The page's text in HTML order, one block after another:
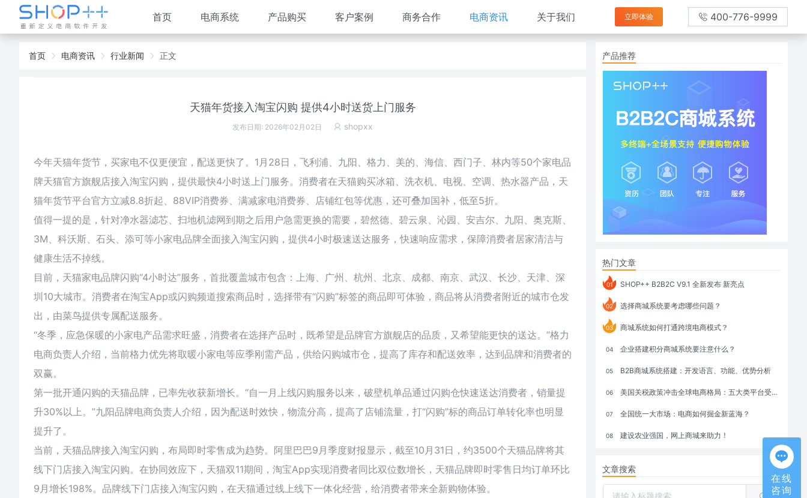
首页 电商系统 产品购买 客户案例 商务合作 电商资讯 关于我们 立即体验 400-776-9999
首页 电商资讯 行业新闻 正文
天猫年货接入淘宝闪购 提供4小时送货上门服务
发布日期: 2026年02月02日 shopxx
今年天猫年货节，买家电不仅更便宜，配送更快了。1月28日，飞利浦、九阳、格力、美的、海信、西门子、林内等50个家电品
牌天猫官方旗舰店接入淘宝闪购，提供最快4小时送上门服务。消费者在天猫购买冰箱、洗衣机、电视、空调、热水器产品，天
猫年货节平台官方立减8.8折起、88VIP消费券、满减家电消费券、店铺红包等优惠，还可叠加国补，低至5折。
值得一提的是，针对净水器滤芯、扫地机滤网到期之后用户急需更换的需要，碧然德、碧云泉、沁园、安吉尔、九阳、奥克斯、
3M、科沃斯、石头、添可等小家电品牌全面接入淘宝闪购，提供4小时极速送达服务，快速响应需求，保障消费者居家清洁与
健康生活不掉线。
目前，天猫家电品牌闪购“4小时达”服务，首批覆盖城市包含：上海、广州、杭州、北京、成都、南京、武汉、长沙、天津、深
圳10大城市。消费者在淘宝App或闪购频道搜索商品时，选择带有“闪购”标签的商品即可体验，商品将从消费者附近的城市仓发
出，由菜鸟提供专属配送服务。
“冬季，应急保暖的小家电产品需求旺盛，消费者在选择产品时，既希望是品牌官方旗舰店的品质，又希望能更快的送达。”格力
电商负责人介绍，当前格力优先将取暖小家电等应季刚需产品，供给闪购城市仓，提高了库存和配送效率，达到品牌和消费者的
双赢。
第一批开通闪购的天猫品牌，已率先收获新增长。“自一月上线闪购服务以来，破壁机单品通过闪购仓快速送达消费者，销量提
升30%以上。”九阳品牌电商负责人介绍，因为配送时效快，物流分高，提高了店铺流量，打“闪购”标的商品订单转化率也明显
提升了。
当前，天猫品牌接入淘宝闪购，布局即时零售成为趋势。阿里巴巴9月季度财报显示，截至10月31日，约3500个天猫品牌将其
线下门店接入淘宝闪购。在协同效应下，天猫双11期间，淘宝App实现消费者同比双位数增长，天猫品牌即时零售日均订单环比
9月增长198%。品牌线下门店接入淘宝闪购，在天猫通过线上线下一体化经营，给消费者带来全新购物体验。
产品推荐
热门文章
01 SHOP++ B2B2C V9.1 全新发布 新亮点
02 选择商城系统要考虑哪些问题？
03 商城系统如何打通跨境电商模式？
04 企业搭建积分商城系统要注意什么？
05 B2B商城系统搭建：开发语言、功能、优势分析
06 美国关税政策冲击全球电商格局：五大类平台受重创，转型与自救成关键
07 全国统一大市场：电商如何掘金新蓝海？
08 建设农业强国，网上商城来助力！
文章搜索
在线
咨询